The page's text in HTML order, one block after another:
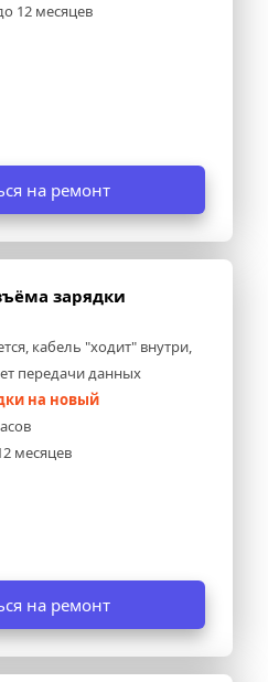
12 месяцев
на ремонт
зарядки
кабель "ходит" внутри,
передачи данных
на новый
месяцев
на ремонт